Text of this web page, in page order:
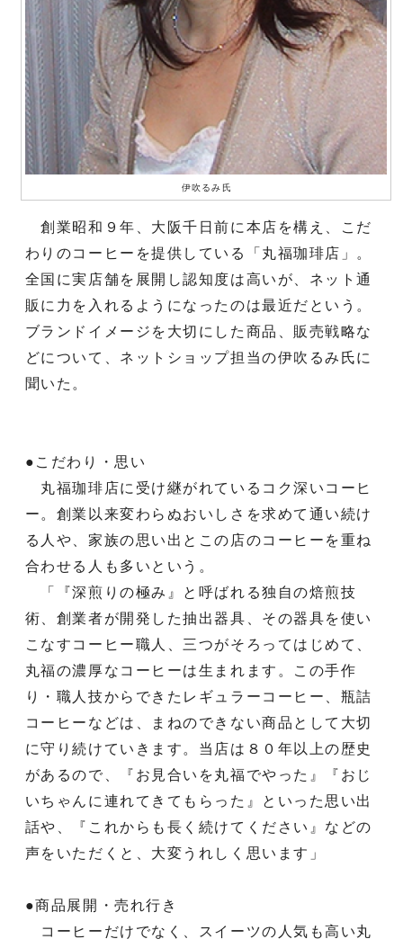
伊吹るみ氏
創業昭和９年、大阪千日前に本店を構え、こだ
わりのコーヒーを提供している「丸福珈琲店」。
全国に実店舗を展開し認知度は高いが、ネット通
販に力を入れるようになったのは最近だという。
ブランドイメージを大切にした商品、販売戦略な
どについて、ネットショップ担当の伊吹るみ氏に
聞いた。
●こだわり・思い
丸福珈琲店に受け継がれているコク深いコーヒ
ー。創業以来変わらぬおいしさを求めて通い続け
る人や、家族の思い出とこの店のコーヒーを重ね
合わせる人も多いという。
「『深煎りの極み』と呼ばれる独自の焙煎技
術、創業者が開発した抽出器具、その器具を使い
こなすコーヒー職人、三つがそろってはじめて、
丸福の濃厚なコーヒーは生まれます。この手作
り・職人技からできたレギュラーコーヒー、瓶詰
コーヒーなどは、まねのできない商品として大切
に守り続けていきます。当店は８０年以上の歴史
があるので、『お見合いを丸福でやった』『おじ
いちゃんに連れてきてもらった』といった思い出
話や、『これからも長く続けてください』などの
声をいただくと、大変うれしく思います」
●商品展開・売れ行き
コーヒーだけでなく、スイーツの人気も高い丸